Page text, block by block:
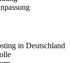
in Deutschland